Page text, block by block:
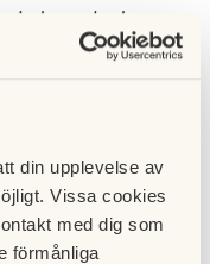
din upplevelse av
Vissa cookies
med dig som
förmånliga
and solar
data is collected
partners who all
ecological
smart
for the third